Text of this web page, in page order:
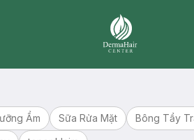
Ẩm Sữa Rửa Mặt Bông Tẩy